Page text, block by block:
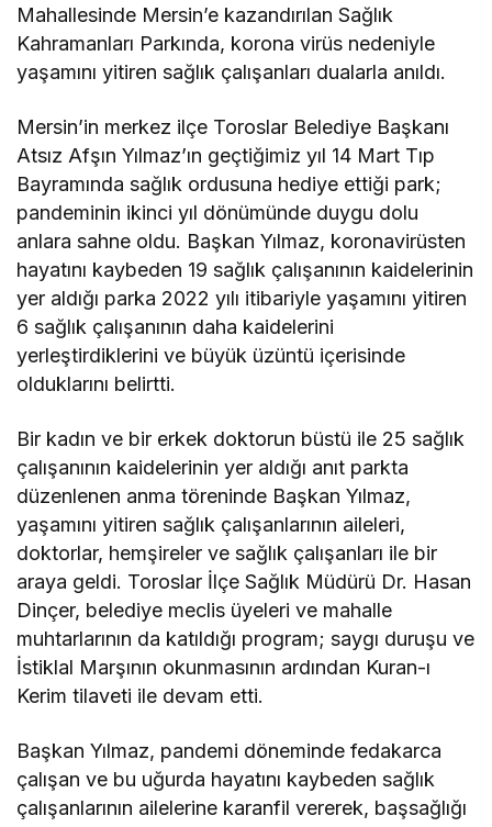
Mahallesinde Mersin’e kazandırılan Sağlık
Kahramanları Parkında, korona virüs nedeniyle
yaşamını yitiren sağlık çalışanları dualarla anıldı.
Mersin’in merkez ilçe Toroslar Belediye Başkanı
Atsız Afşın Yılmaz’ın geçtiğimiz yıl 14 Mart Tıp
Bayramında sağlık ordusuna hediye ettiği park;
pandeminin ikinci yıl dönümünde duygu dolu
anlara sahne oldu. Başkan Yılmaz, koronavirüsten
hayatını kaybeden 19 sağlık çalışanının kaidelerinin
yer aldığı parka 2022 yılı itibariyle yaşamını yitiren
6 sağlık çalışanının daha kaidelerini
yerleştirdiklerini ve büyük üzüntü içerisinde
olduklarını belirtti.
Bir kadın ve bir erkek doktorun büstü ile 25 sağlık
çalışanının kaidelerinin yer aldığı anıt parkta
düzenlenen anma töreninde Başkan Yılmaz,
yaşamını yitiren sağlık çalışanlarının aileleri,
doktorlar, hemşireler ve sağlık çalışanları ile bir
araya geldi. Toroslar İlçe Sağlık Müdürü Dr. Hasan
Dinçer, belediye meclis üyeleri ve mahalle
muhtarlarının da katıldığı program; saygı duruşu ve
İstiklal Marşının okunmasının ardından Kuran-ı
Kerim tilaveti ile devam etti.
Başkan Yılmaz, pandemi döneminde fedakarca
çalışan ve bu uğurda hayatını kaybeden sağlık
çalışanlarının ailelerine karanfil vererek, başsağlığı